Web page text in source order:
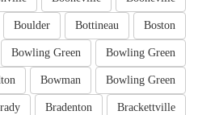
Boston
Bottineau
Boulder
Bowling Green
Bowling Green
Bowling Green
Bowman
Brackettville
Bradenton